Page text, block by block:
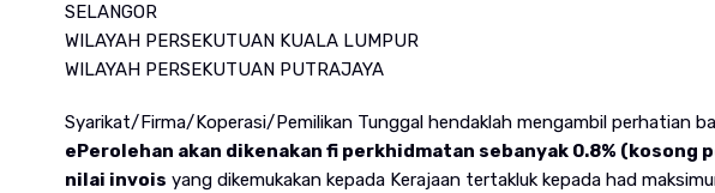
SELANGOR
WILAYAH PERSEKUTUAN KUALA LUMPUR
WILAYAH PERSEKUTUAN PUTRAJAYA
Syarikat/Firma/Koperasi/Pemilikan Tunggal hendaklah mengambil perhatian
ePerolehan akan dikenakan fi perkhidmatan sebanyak 0.8%
nilai invois yang dikemukakan kepada Kerajaan tertakluk kepada had